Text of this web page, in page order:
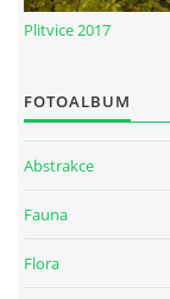
Plitvice 2017
FOTOALBUM
Abstrakce
Fauna
Flora